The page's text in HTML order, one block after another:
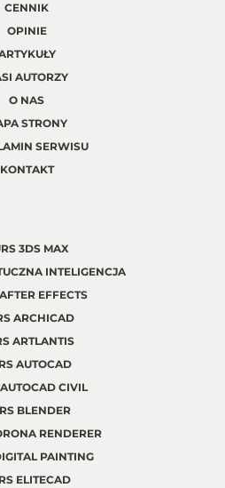
CENNIK
OPINIE
AUTORZY
O NAS
STRONY
SERWISU
KONTAKT
3DS MAX
INTELIGENCJA
EFFECTS
ARCHICAD
ARTLANTIS
AUTOCAD
CIVIL
BLENDER
RENDERER
PAINTING
ELITECAD